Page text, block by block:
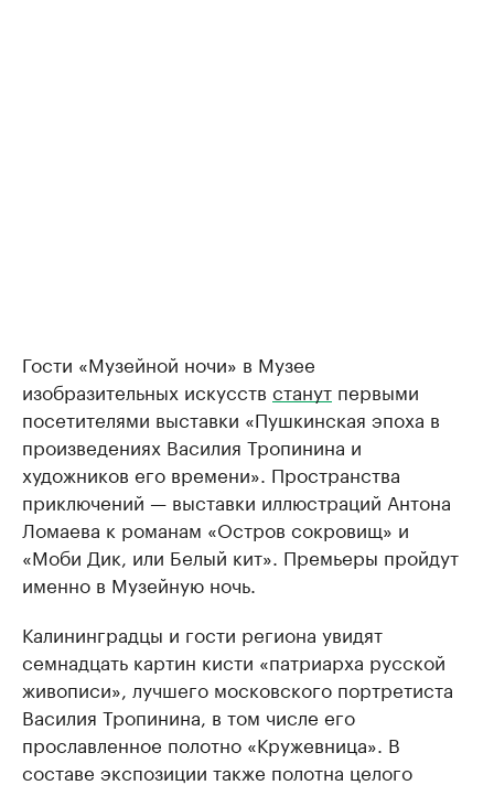
Гости «Музейной ночи» в Музее
изобразительных искусств станут первыми
посетителями выставки «Пушкинская эпоха в
произведениях Василия Тропинина и
художников его времени». Пространства
приключений — выставки иллюстраций Антона
Ломаева к романам «Остров сокровищ» и
«Моби Дик, или Белый кит». Премьеры пройдут
именно в Музейную ночь.
Калининградцы и гости региона увидят
семнадцать картин кисти «патриарха русской
живописи», лучшего московского портретиста
Василия Тропинина, в том числе его
прославленное полотно «Кружевница». В
составе экспозиции также полотна целого